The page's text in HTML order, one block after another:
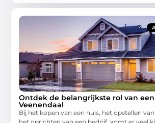
Ontdek de belangrijkste rol van
Veenendaal
Bij het kopen van een huis, het opstellen